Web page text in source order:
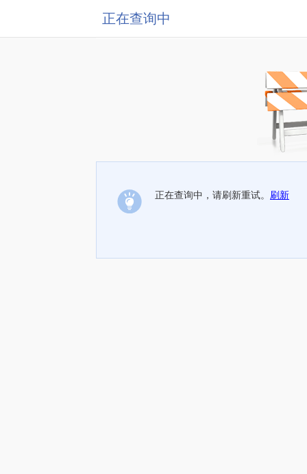
正在查询中
正在查询中，请刷新重试。 刷新